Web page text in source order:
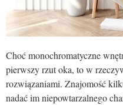
Choć monochromatyczne
pierwszy rzut oka, to w
rozwiązaniami. Znajomość
nadać im niepowtarzalnego